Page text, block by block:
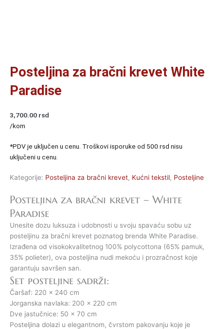
Posteljina za bračni krevet White
Paradise
3,700.00 rsd
/kom
*PDV je uključen u cenu. Troškovi isporuke od 500 rsd nisu
uključeni u cenu.
Kategorije: Posteljina za bračni krevet, Kućni tekstil, Posteljine
Posteljina za bračni krevet – White
Paradise
Unesite dozu luksuza i udobnosti u svoju spavaću sobu uz
posteljinu za bračni krevet poznatog brenda White Paradise.
Izrađena od visokokvalitetnog 100% polycottona (65% pamuk,
35% polieter), ova posteljina nudi mekoću i prozračnost koje
garantuju savršen san.
Set posteljine sadrži:
Čaršaf: 220 x 240 cm
Jorganska navlaka: 200 x 220 cm
Dve jastučnice: 50 x 70 cm
Posteljina dolazi u elegantnom, čvrstom pakovanju koje je